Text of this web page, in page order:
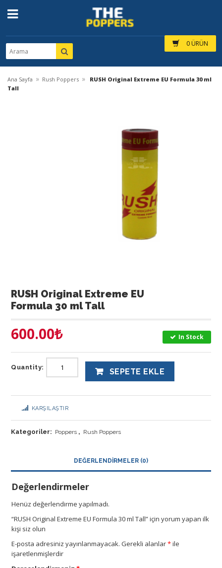
0 ÜRÜN
Ana Sayfa » Rush Poppers »
RUSH Original Extreme EU Formula 30 ml
Tall
RUSH Original Extreme EU
Formula 30 ml Tall
600.00₺ In Stock
Quantity: SEPETE EKLE
KARŞILAŞTIR
Kategoriler: Poppers , Rush Poppers
DEĞERLENDIRMELER (0)
Değerlendirmeler
Henüz değerlendirme yapılmadı.
“RUSH Original Extreme EU Formula 30 ml Tall” için yorum yapan ilk
kişi siz olun
E-posta adresiniz yayınlanmayacak. Gerekli alanlar*ile
işaretlenmişlerdir